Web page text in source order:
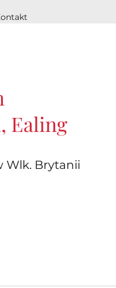
Ealing
Wlk. Brytanii